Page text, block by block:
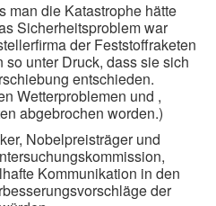
man die Katastrophe hätte
Sicherheitsproblem war
der Feststoffraketen
unter Druck, dass sie sich
entschieden.
Wetterproblemen und ,
abgebrochen worden.)
Nobelpreisträger und
Kommunikation in den
der